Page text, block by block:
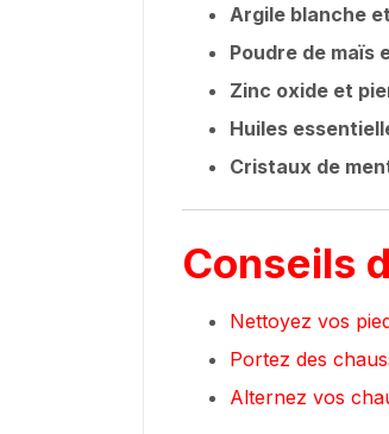
Argile blanche
Poudre de maïs
Zinc oxide et
Huiles
Cristaux de
Conseils
Nettoyez vos
Portez des
Alternez vos